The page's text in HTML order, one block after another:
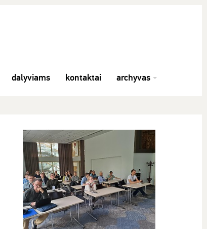
dalyviams kontaktai archyvas